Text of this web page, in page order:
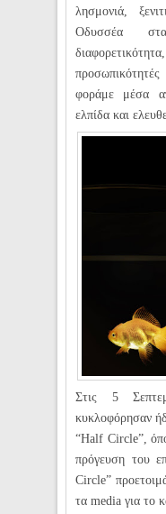
λησμονιά,
Οδυσσέα
φοράμε μέσα
ελπίδα και
Στις 5
κυκλοφόρησαν
“Half Circle”,
πρόγευση του
Circle”
τα media για το